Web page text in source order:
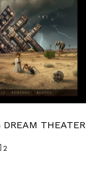
THEATER
2